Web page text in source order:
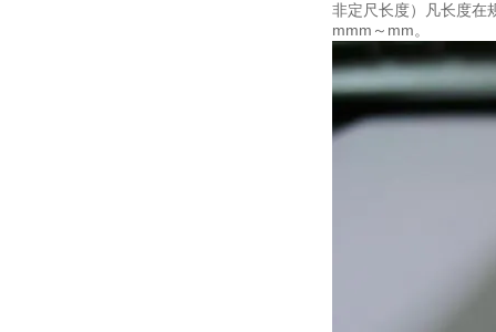
非定尺长度）凡长度在
mmm～mm。